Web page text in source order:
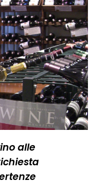
alle